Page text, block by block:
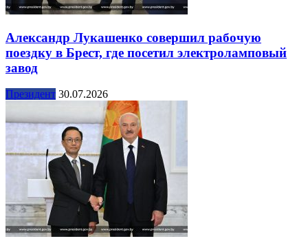
Александр Лукашенко совершил рабочую
поездку в Брест, где посетил электроламповый
завод
Президент 30.07.2026